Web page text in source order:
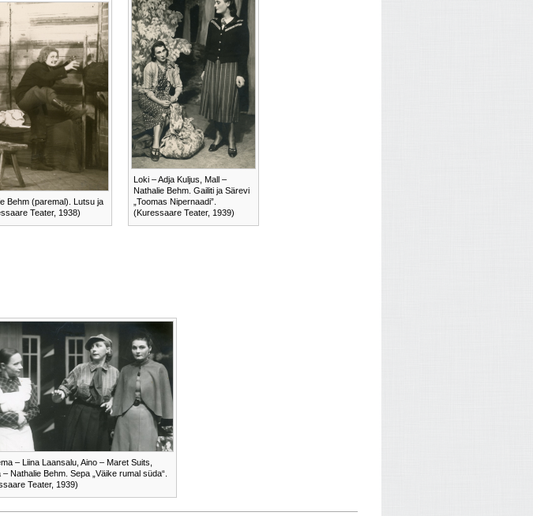
Behm (paremal). Lutsu ja
Teater, 1938)
Loki – Adja Kuljus, Mall –
Nathalie Behm. Gailiti ja Särevi
„Toomas Nipernaadi”.
(Kuressaare Teater, 1939)
– Liina Laansalu, Aino – Maret Suits,
– Nathalie Behm. Sepa „Väike rumal süda“.
Teater, 1939)